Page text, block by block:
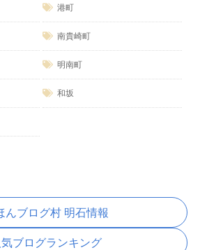
港町
南貴崎町
明南町
和坂
んブログ村 明石情報
気ブログランキング